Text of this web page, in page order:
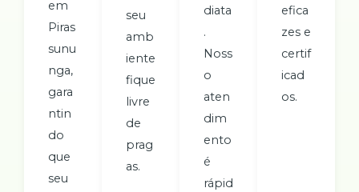
em
Piras
sunu
nga,
gara
ntin
do
que
seu
seu
amb
iente
fique
livre
de
prag
as.
diata
.
Noss
o
aten
dim
ento
é
rápid
efica
zes e
certif
icad
os.